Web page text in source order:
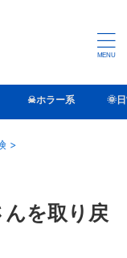
☠ホラー系 🌞
>
を取り戻